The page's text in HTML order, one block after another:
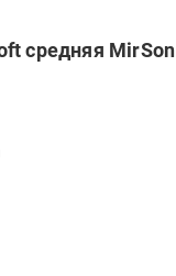
средняя MirSon